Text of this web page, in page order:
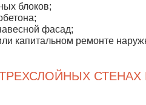
блоков;
фасад;
капитальном ремонте
СТЕНАХ